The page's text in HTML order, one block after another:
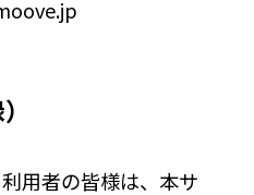
用者の皆様は、本サ